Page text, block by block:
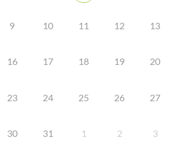
9 10 11 12 13
16 17 18 19 20
23 24 25 26 27
30 31 1 2 3